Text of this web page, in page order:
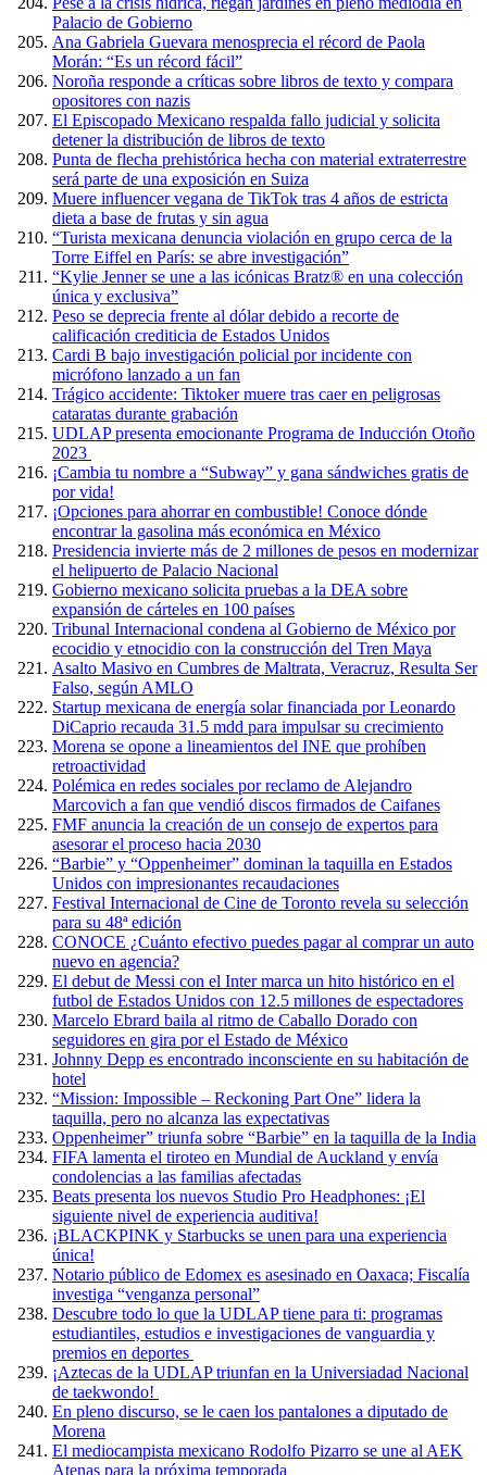
Palacio de Gobierno
Ana Gabriela Guevara menosprecia el récord de Paola
Morán: “Es un récord fácil”
Noroña responde a críticas sobre libros de texto y compara
opositores con nazis
El Episcopado Mexicano respalda fallo judicial y solicita
detener la distribución de libros de texto
Punta de flecha prehistórica hecha con material extraterrestre
será parte de una exposición en Suiza
Muere influencer vegana de TikTok tras 4 años de estricta
dieta a base de frutas y sin agua
“Turista mexicana denuncia violación en grupo cerca de la
Torre Eiffel en París: se abre investigación”
“Kylie Jenner se une a las icónicas Bratz® en una colección
única y exclusiva”
Peso se deprecia frente al dólar debido a recorte de
calificación crediticia de Estados Unidos
Cardi B bajo investigación policial por incidente con
micrófono lanzado a un fan
Trágico accidente: Tiktoker muere tras caer en peligrosas
cataratas durante grabación
UDLAP presenta emocionante Programa de Inducción Otoño
2023
¡Cambia tu nombre a “Subway” y gana sándwiches gratis de
por vida!
¡Opciones para ahorrar en combustible! Conoce dónde
encontrar la gasolina más económica en México
Presidencia invierte más de 2 millones de pesos en modernizar
el helipuerto de Palacio Nacional
Gobierno mexicano solicita pruebas a la DEA sobre
expansión de cárteles en 100 países
Tribunal Internacional condena al Gobierno de México por
ecocidio y etnocidio con la construcción del Tren Maya
Asalto Masivo en Cumbres de Maltrata, Veracruz, Resulta Ser
Falso, según AMLO
Startup mexicana de energía solar financiada por Leonardo
DiCaprio recauda 31.5 mdd para impulsar su crecimiento
Morena se opone a lineamientos del INE que prohíben
retroactividad
Polémica en redes sociales por reclamo de Alejandro
Marcovich a fan que vendió discos firmados de Caifanes
FMF anuncia la creación de un consejo de expertos para
asesorar el proceso hacia 2030
“Barbie” y “Oppenheimer” dominan la taquilla en Estados
Unidos con impresionantes recaudaciones
Festival Internacional de Cine de Toronto revela su selección
para su 48ª edición
CONOCE ¿Cuánto efectivo puedes pagar al comprar un auto
nuevo en agencia?
El debut de Messi con el Inter marca un hito histórico en el
futbol de Estados Unidos con 12.5 millones de espectadores
Marcelo Ebrard baila al ritmo de Caballo Dorado con
seguidores en gira por el Estado de México
Johnny Depp es encontrado inconsciente en su habitación de
hotel
“Mission: Impossible – Reckoning Part One” lidera la
taquilla, pero no alcanza las expectativas
Oppenheimer” triunfa sobre “Barbie” en la taquilla de la India
FIFA lamenta el tiroteo en Mundial de Auckland y envía
condolencias a las familias afectadas
Beats presenta los nuevos Studio Pro Headphones: ¡El
siguiente nivel de experiencia auditiva!
¡BLACKPINK y Starbucks se unen para una experiencia
única!
Notario público de Edomex es asesinado en Oaxaca; Fiscalía
investiga “venganza personal”
Descubre todo lo que la UDLAP tiene para ti: programas
estudiantiles, estudios e investigaciones de vanguardia y
premios en deportes
¡Aztecas de la UDLAP triunfan en la Universiadad Nacional
de taekwondo!
En pleno discurso, se le caen los pantalones a diputado de
Morena
El mediocampista mexicano Rodolfo Pizarro se une al AEK
Atenas para la próxima temporada